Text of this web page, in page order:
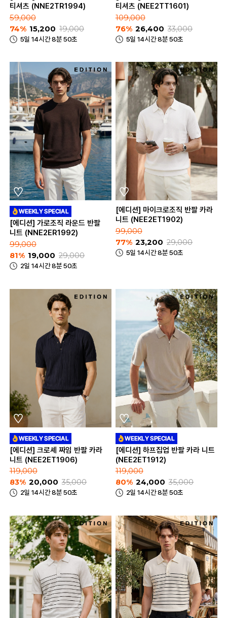
티셔츠 (NNE2TR1994)
59,000
74% 15,200 19,000
5일 14시간 8분 50초
티셔츠 (NEE2TT1601)
109,000
76% 26,400 33,000
5일 14시간 8분 50초
[에디션] 가로조직 라운드 반팔
니트 (NNE2ER1992)
99,000
81% 19,000 29,000
2일 14시간 8분 50초
[에디션] 마이크로조직 반팔 카라
니트 (NEE2ET1902)
99,000
77% 23,200 29,000
5일 14시간 8분 50초
[에디션] 크로셰 짜임 반팔 카라
니트 (NEE2ET1906)
119,000
83% 20,000 35,000
2일 14시간 8분 50초
[에디션] 하프집업 반팔 카라 니트
(NEE2ET1912)
119,000
80% 24,000 35,000
2일 14시간 8분 50초